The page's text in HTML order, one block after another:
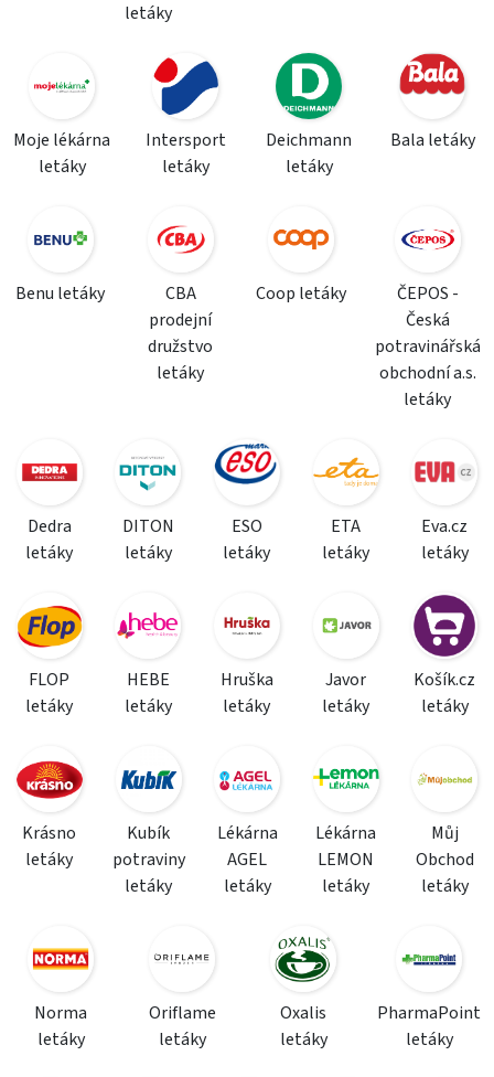
letáky
Moje lékárna
letáky
Intersport
letáky
Deichmann
letáky
Bala letáky
Benu letáky
CBA
prodejní
družstvo
letáky
Coop letáky
ČEPOS -
Česká
potravinářská
obchodní a.s.
letáky
Dedra
letáky
DITON
letáky
ESO
letáky
ETA
letáky
Eva.cz
letáky
FLOP
letáky
HEBE
letáky
Hruška
letáky
Javor
letáky
Košík.cz
letáky
Krásno
letáky
Kubík
potraviny
letáky
Lékárna
AGEL
letáky
Lékárna
LEMON
letáky
Můj
Obchod
letáky
Norma
letáky
Oriflame
letáky
Oxalis
letáky
PharmaPoint
letáky